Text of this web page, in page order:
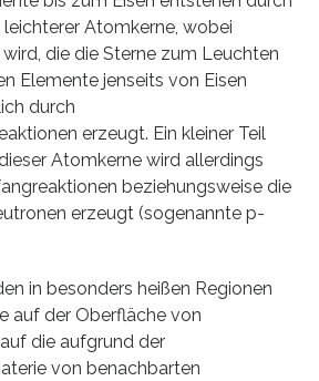
Atomkerne, wobei
die die Sterne zum Leuchten
Elemente jenseits von Eisen
durch
erzeugt. Ein kleiner Teil
Atomkerne wird allerdings
beziehungsweise die
erzeugt (sogenannte p-
in besonders heißen Regionen
auf der Oberfläche von
die aufgrund der
von benachbarten